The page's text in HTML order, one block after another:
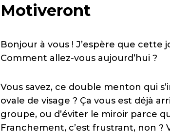
Motiveront
Bonjour à vous ! J’espère que
Comment allez-vous aujourd’hui ?
Vous savez, ce double menton qui
ovale de visage ? Ça vous est déjà
groupe, ou d’éviter le miroir parce
Franchement, c’est frustrant, non